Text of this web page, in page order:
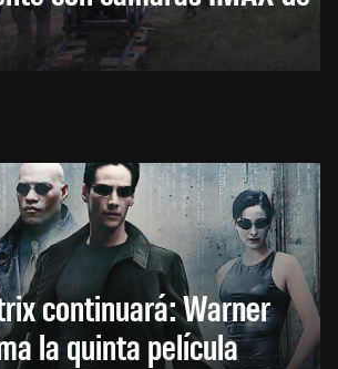
continuará: Warner
la quinta película